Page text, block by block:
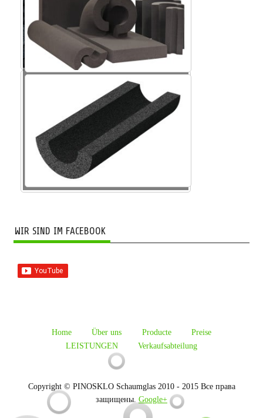
Schaumglas SG
WIR SIND IM FACEBOOK
Home Über uns Producte
Preise
LEISTUNGEN
Verkaufsabteilung
Copyright © PINOSKLO Schaumglas 2010 - 2015 Все права
защищены. Google+